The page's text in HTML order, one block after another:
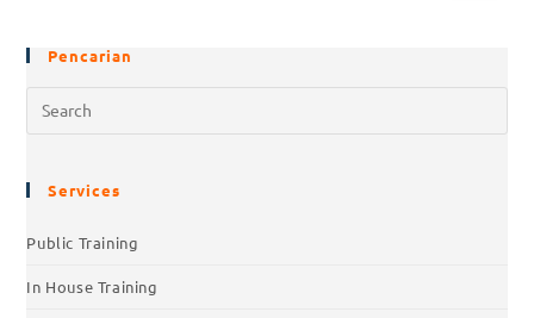
Pencarian
Services
Public Training
In House Training